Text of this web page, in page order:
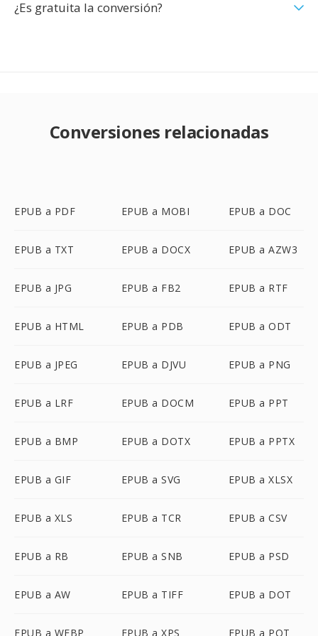
¿Es gratuita la conversión?
Conversiones relacionadas
EPUB a PDF EPUB a MOBI EPUB a DOC
EPUB a TXT EPUB a DOCX EPUB a AZW3
EPUB a JPG EPUB a FB2 EPUB a RTF
EPUB a HTML EPUB a PDB EPUB a ODT
EPUB a JPEG EPUB a DJVU EPUB a PNG
EPUB a LRF EPUB a DOCM EPUB a PPT
EPUB a BMP EPUB a DOTX EPUB a PPTX
EPUB a GIF EPUB a SVG EPUB a XLSX
EPUB a XLS EPUB a TCR EPUB a CSV
EPUB a RB EPUB a SNB EPUB a PSD
EPUB a AW EPUB a TIFF EPUB a DOT
EPUB a WEBP EPUB a XPS EPUB a POT